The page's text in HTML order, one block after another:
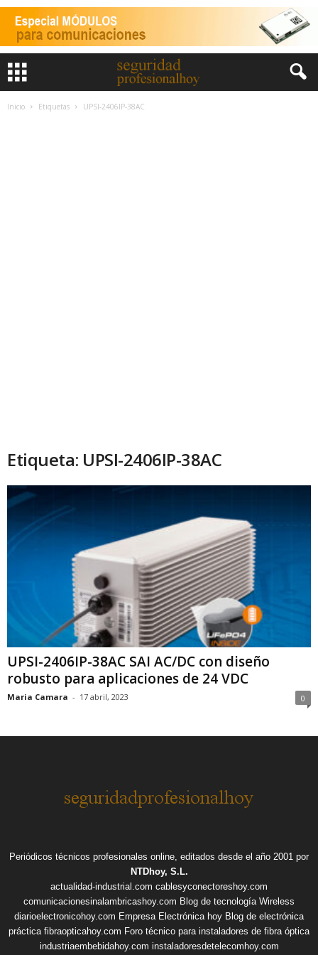
Inicio Etiquetas UPSI-2406IP-38AC
Etiqueta: UPSI-2406IP-38AC
UPSI-2406IP-38AC SAI AC/DC con diseño
robusto para aplicaciones de 24 VDC
Maria Camara - 17 abril, 2023 0
Periódicos técnicos profesionales online, editados desde el año 2001 por
NTDhoy, S.L.
actualidad-industrial.com cablesyconectoreshoy.com
comunicacionesinalambricashoy.com Blog de tecnología Wireless
diarioelectronicohoy.com Empresa Electrónica hoy Blog de electrónica
práctica fibraopticahoy.com Foro técnico para instaladores de fibra óptica
industriaembebidahoy.com instaladoresdetelecomhoy.com